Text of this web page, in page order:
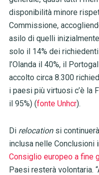
disponibilità minore
Commissione,
asilo di quelli
solo il 14% dei
l’Olanda il 40%, il
accolto circa 8.300
i paesi più virtuosi c’è la
il 95%) (fonte Unhcr).
Di relocationsi
inclusa nelle Conclusioni
Consiglio europeo a fine
Paesi resterà volontaria.